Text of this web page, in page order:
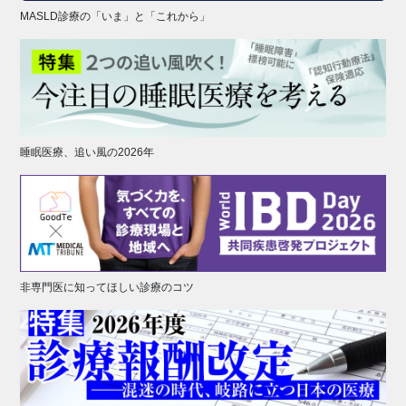
MASLD診療の「いま」と「これから」
睡眠医療、追い風の2026年
非専門医に知ってほしい診療のコツ